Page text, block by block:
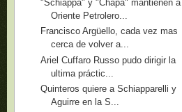
"Schiappa" y "Chapa" mantienen a
Oriente Petrolero...
Francisco Argüello, cada vez mas
cerca de volver a...
Ariel Cuffaro Russo pudo dirigir la
ultima práctic...
Quinteros quiere a Schiapparelli y
Aguirre en la S...